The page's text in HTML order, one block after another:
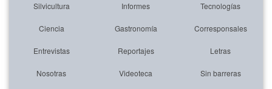
Silvicultura Informes Tecnologías
Ciencia Gastronomía Corresponsales
Entrevistas Reportajes Letras
Nosotras Videoteca Sin barreras